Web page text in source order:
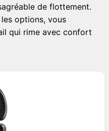
de flottement.
options, vous
qui rime avec confort